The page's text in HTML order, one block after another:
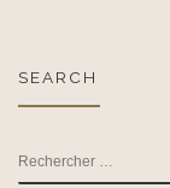
SEARCH
RECHERCHER